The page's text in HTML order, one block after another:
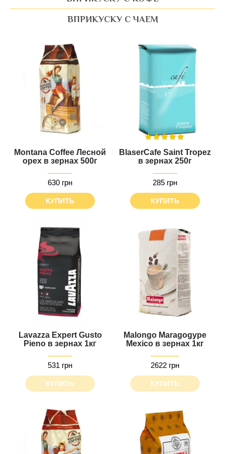
ВПРИКУСКУ С ЧАЕМ
Montana Coffee Лесной
орех в зернах 500г
630 грн
КУПИТЬ
BlaserCafe Saint Tropez
в зернах 250г
285 грн
КУПИТЬ
Lavazza Expert Gusto
Pieno в зернах 1кг
531 грн
КУПИТЬ
Malongo Maragogype
Mexico в зернах 1кг
2622 грн
КУПИТЬ